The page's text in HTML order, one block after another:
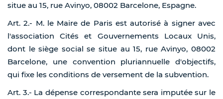
situe au 15, rue Avinyo, 08002 Barcelone, Espagne.
Art. 2.- M. le Maire de Paris est autorisé à signer avec
l'association Cités et Gouvernements Locaux Unis,
dont le siège social se situe au 15, rue Avinyo, 08002
Barcelone, une convention pluriannuelle d'objectifs,
qui fixe les conditions de versement de la subvention.
Art. 3.- La dépense correspondante sera imputée sur le